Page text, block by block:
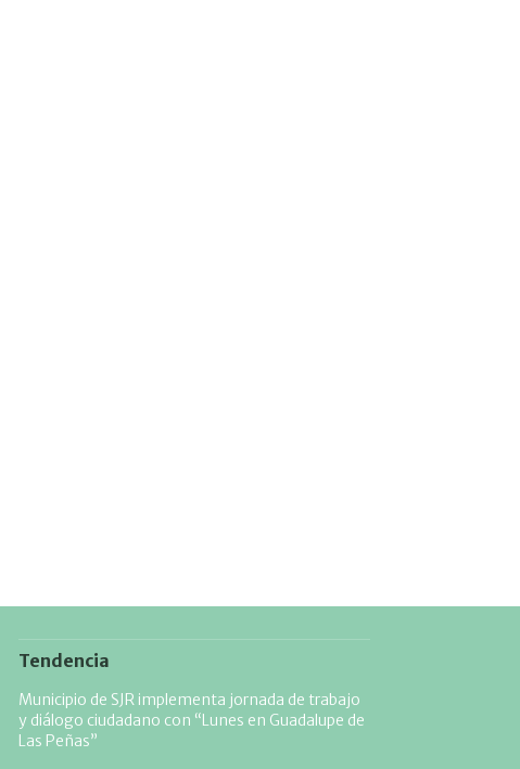
Tendencia
Municipio de SJR implementa jornada de trabajo
y diálogo ciudadano con “Lunes en Guadalupe de
Las Peñas”